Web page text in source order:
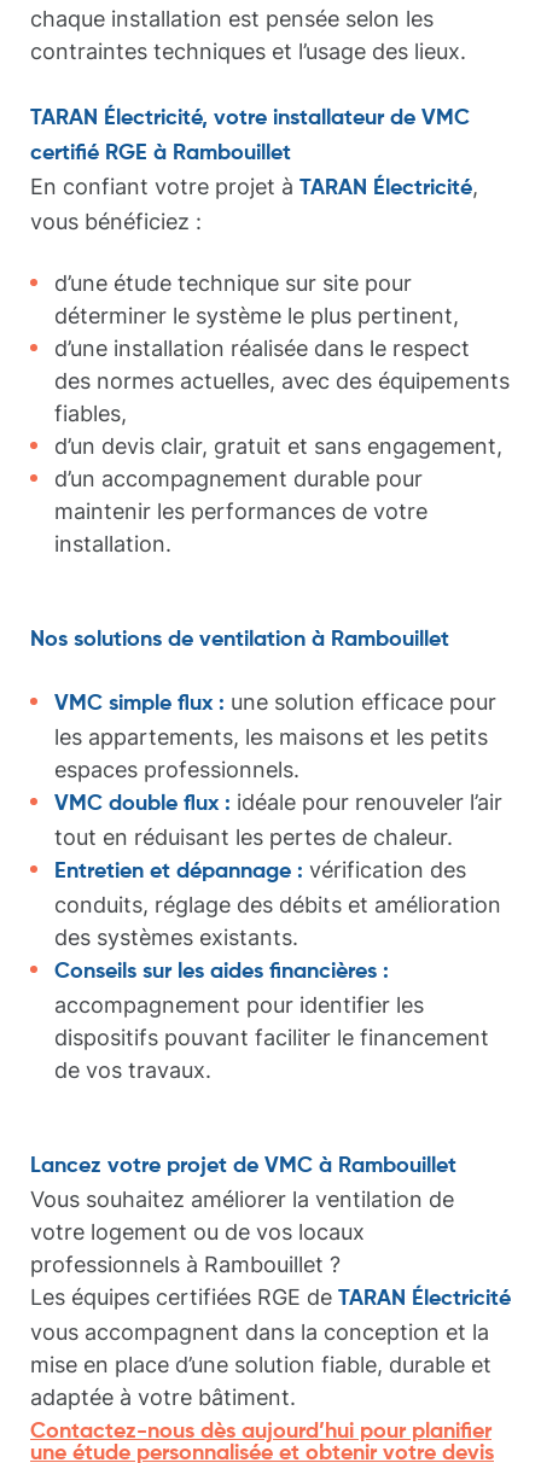
chaque installation est pensée selon les
contraintes techniques et l’usage des lieux.
TARAN Électricité, votre installateur de VMC
certifié RGE à Rambouillet
En confiant votre projet à TARAN Électricité,
vous bénéficiez :
d’une étude technique sur site pour
déterminer le système le plus pertinent,
d’une installation réalisée dans le respect
des normes actuelles, avec des équipements
fiables,
d’un devis clair, gratuit et sans engagement,
d’un accompagnement durable pour
maintenir les performances de votre
installation.
Nos solutions de ventilation à Rambouillet
VMC simple flux : une solution efficace pour
les appartements, les maisons et les petits
espaces professionnels.
VMC double flux : idéale pour renouveler l’air
tout en réduisant les pertes de chaleur.
Entretien et dépannage : vérification des
conduits, réglage des débits et amélioration
des systèmes existants.
Conseils sur les aides financières :
accompagnement pour identifier les
dispositifs pouvant faciliter le financement
de vos travaux.
Lancez votre projet de VMC à Rambouillet
Vous souhaitez améliorer la ventilation de
votre logement ou de vos locaux
professionnels à Rambouillet ?
Les équipes certifiées RGE de TARAN Électricité
vous accompagnent dans la conception et la
mise en place d’une solution fiable, durable et
adaptée à votre bâtiment.
Contactez-nous dès aujourd’hui pour planifier
une étude personnalisée et obtenir votre devis